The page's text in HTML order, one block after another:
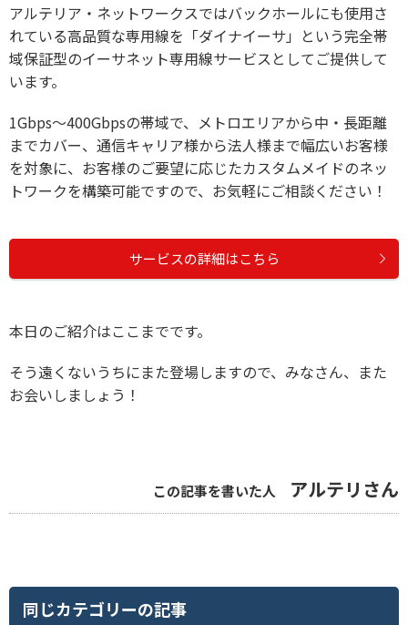
アルテリア・ネットワークスではバックホールにも使用さ
れている高品質な専用線を「ダイナイーサ」という完全帯
域保証型のイーサネット専用線サービスとしてご提供して
います。
1Gbps～400Gbpsの帯域で、メトロエリアから中・長距離
までカバー、通信キャリア様から法人様まで幅広いお客様
を対象に、お客様のご要望に応じたカスタムメイドのネッ
トワークを構築可能ですので、お気軽にご相談ください！
サービスの詳細はこちら
本日のご紹介はここまでです。
そう遠くないうちにまた登場しますので、みなさん、また
お会いしましょう！
この記事を書いた人 アルテリさん
同じカテゴリーの記事